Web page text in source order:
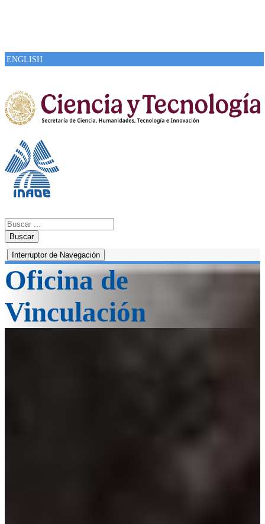
ENGLISH
Buscar
Interruptor de Navegación
Oficina de
Vinculación